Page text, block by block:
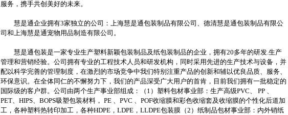
服务，携手共创美好的未来。
慧是通企业拥有3家独立的公司：上海慧是通包装制品有限公司、德清慧是通包装制品有限公
司和上海慧是通宠物用品制造有限公司。
慧是通包装是一家专业生产塑料新颖包装制品及纸包装制品的企业，拥有20多年的研发.生产
管理和营销经验。公司拥有专业的工程技术人员和研发机构，同时采用先进的生产技术与设备，并
配以科学完善的管理制度，在激烈的市场竞争中我们特别注重产品的创新和辅以优良品质、服务、
环保意识。在全体同仁的不懈努力下，我们的产品深受广大用户的首肯，目前我们拥有一批稳定的
国际级的客户群。公司由两个生产事业部组成：（1）塑料包材事业部：生产高级PVC、 PP 、
PET、HIPS、BOPS吸塑包装材料， PE 、PVC 、POF收缩膜和彩色收缩套及收缩膜的个性化后道加
工，各种塑料热转印加工，各种HDPE，LDPE，LLDPE包装膜（2）纸制品包材事业部：内外销纸